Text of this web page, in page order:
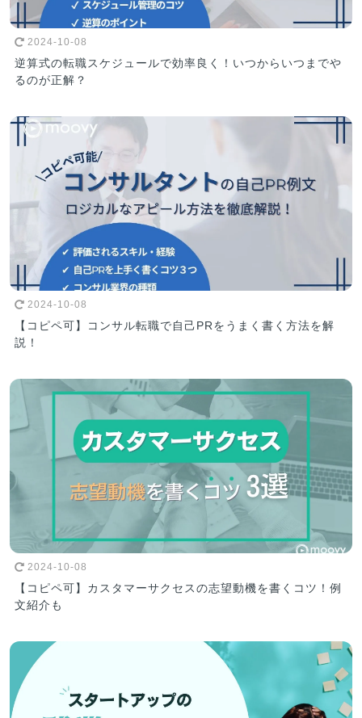
2024-10-08
逆算式の転職スケジュールで効率良く！いつからいつまでや
るのが正解？
2024-10-08
【コピペ可】コンサル転職で自己PRをうまく書く方法を解
説！
2024-10-08
【コピペ可】カスタマーサクセスの志望動機を書くコツ！例
文紹介も